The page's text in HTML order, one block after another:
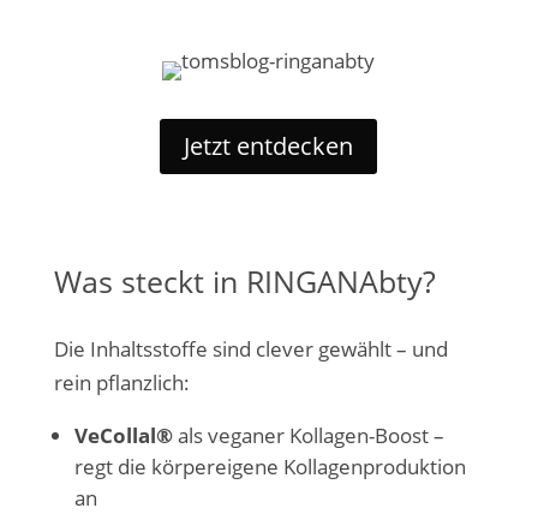
Jetzt entdecken
Was steckt in RINGANAbty?
Die Inhaltsstoffe sind clever gewählt – und
rein pflanzlich:
VeCollal®als veganer Kollagen-Boost –
regt die körpereigene Kollagenproduktion
an